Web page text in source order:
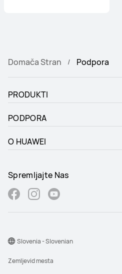
Domača Stran Podpora
PRODUKTI
PODPORA
O HUAWEI
Spremljajte Nas
Zemljevid mesta
Slovenia - Slovenian